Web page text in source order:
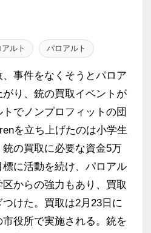
ルト パロアルト
事件をなくそうとパロア
り、銃の買取イベントが
でノンプロフィットの団
を立ち上げたのは小学生
の買取に必要な資金5万
標に活動を続け、パロアル
区からの強力もあり、買取
けた。買取は2月23日に
役所で実施される。銃を